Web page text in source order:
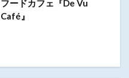
フードカフェ『De Vu
Café』